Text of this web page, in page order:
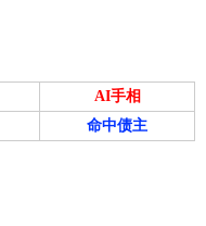
AI手相
命中债主